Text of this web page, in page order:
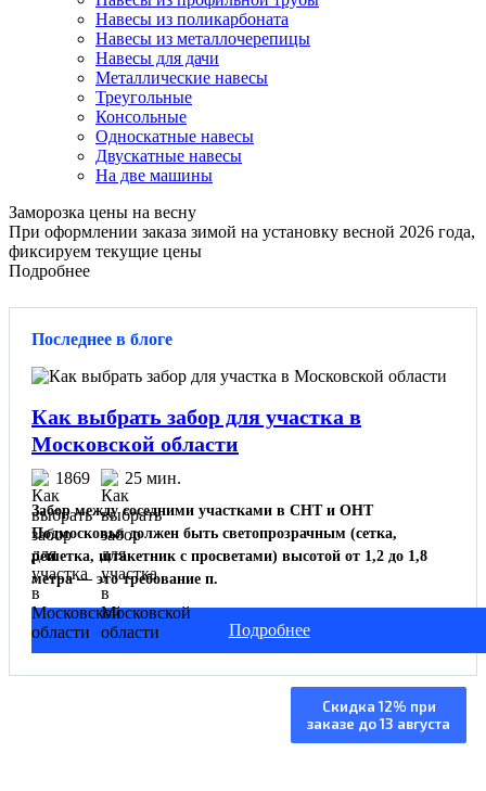
Навесы из поликарбоната
Навесы из металлочерепицы
Навесы для дачи
Металлические навесы
Треугольные
Консольные
Односкатные навесы
Двускатные навесы
На две машины
Заморозка цены на весну
При оформлении заказа зимой на установку весной 2026 года,
фиксируем текущие цены
Подробнее
Последнее в блоге
Как выбрать забор для участка в
Московской области
1869 25 мин.
Забор между соседними участками в СНТ и ОНТ
Подмосковья должен быть светопрозрачным (сетка,
решетка, штакетник с просветами) высотой от 1,2 до 1,8
метра — это требование п.
Подробнее
Скидка 12% при
заказе до 13 августа